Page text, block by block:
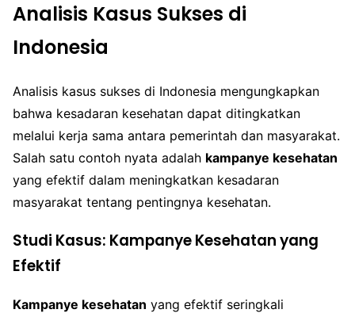
Analisis Kasus Sukses di
Indonesia
Analisis kasus sukses di Indonesia mengungkapkan
bahwa kesadaran kesehatan dapat ditingkatkan
melalui kerja sama antara pemerintah dan masyarakat.
Salah satu contoh nyata adalah kampanye kesehatan
yang efektif dalam meningkatkan kesadaran
masyarakat tentang pentingnya kesehatan.
Studi Kasus: Kampanye Kesehatan yang
Efektif
Kampanye kesehatan yang efektif seringkali